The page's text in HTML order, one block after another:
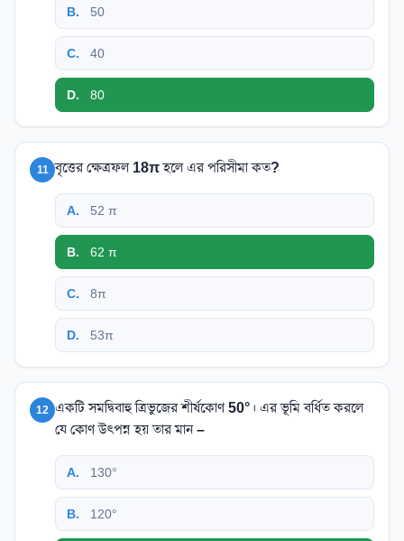
B. 50
C. 40
D. 80
11 বৃত্তের ক্ষেত্রফল 18π হলে এর পরিসীমা কত?
A. 52 π
B. 62 π
C. 8π
D. 53π
12 একটি সমদ্বিবাহু ত্রিভুজের শীর্ষকোণ 50°। এর ভূমি বর্ধিত করলে
যে কোণ উৎপন্ন হয় তার মান –
A. 130°
B. 120°